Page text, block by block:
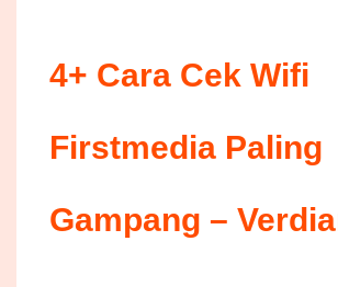
4+ Cara Cek Wifi
Firstmedia Paling
Gampang –